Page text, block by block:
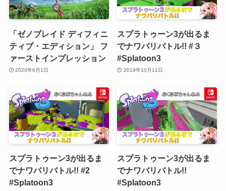
「ゼノブレイド ディフィニ
ティブ・エディション」 フ
ァーストインプレッション
2020年6月1日
スプラトゥーン3が出るま
でナワバリバトル!! #３
#Splatoon3
2019年10月11日
スプラトゥーン3が出るま
でナワバリバトル!! #2
#Splatoon3
スプラトゥーン3が出るま
でナワバリバトル!!
#Splatoon3